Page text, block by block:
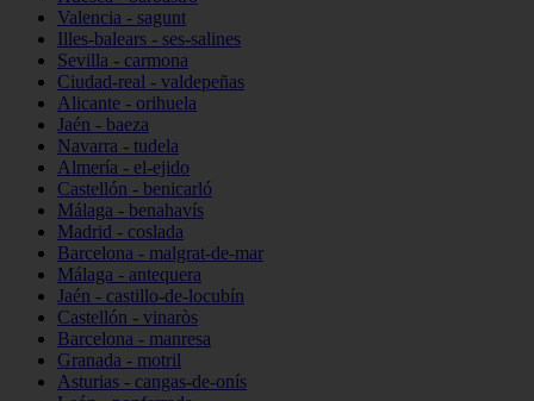
Valencia - sagunt
Illes-balears - ses-salines
Sevilla - carmona
Ciudad-real - valdepeñas
Alicante - orihuela
Jaén - baeza
Navarra - tudela
Almería - el-ejido
Castellón - benicarló
Málaga - benahavís
Madrid - coslada
Barcelona - malgrat-de-mar
Málaga - antequera
Jaén - castillo-de-locubín
Castellón - vinaròs
Barcelona - manresa
Granada - motril
Asturias - cangas-de-onís